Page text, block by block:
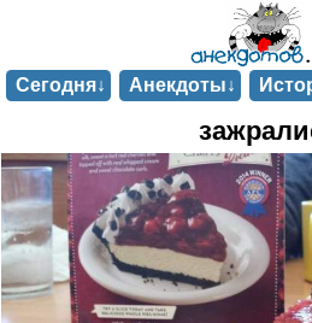
Сегодня↓ Анекдоты↓